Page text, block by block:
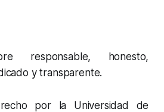
responsable, honesto,
y transparente.
por la Universidad de